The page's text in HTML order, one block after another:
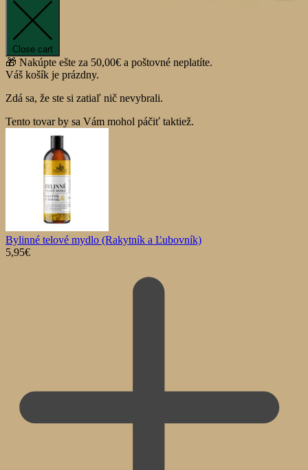
Close cart
🎁 Nakúpte ešte za 50,00€ a poštovné neplatíte.
Váš košík je prázdny.
Zdá sa, že ste si zatiaľ nič nevybrali.
Tento tovar by sa Vám mohol páčiť taktiež.
Bylinné telové mydlo (Rakytník a Ľubovník)
5,95€